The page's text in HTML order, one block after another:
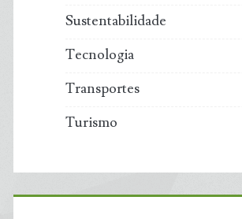
Sustentabilidade
Tecnologia
Transportes
Turismo